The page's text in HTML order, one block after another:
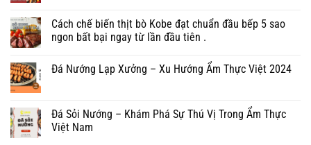
Cách chế biến thịt bò Kobe đạt chuẩn đầu bếp 5 sao
ngon bất bại ngay từ lần đầu tiên .
Đá Nướng Lạp Xưởng – Xu Hướng Ẩm Thực Việt 2024
Đá Sỏi Nướng – Khám Phá Sự Thú Vị Trong Ẩm Thực
Việt Nam